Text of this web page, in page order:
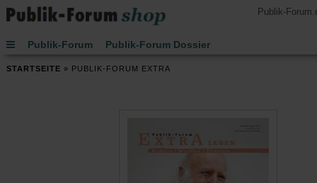
Publik-
Publik-Forum
Publik-Forum Dossier
Publik-Forum EXTRA
Publik-Forum Edition
STARTSEITE » PUBLIK-FORUM EXTRA